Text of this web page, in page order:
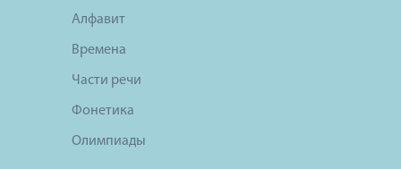
Алфавит
Времена
Части речи
Фонетика
Олимпиады